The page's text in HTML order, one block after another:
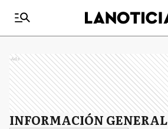
Ads
INFORMACIÓN GENERAL